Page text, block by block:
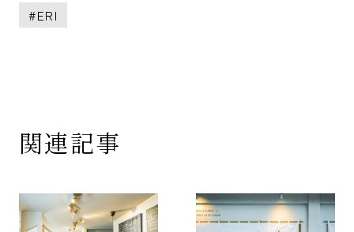
ERI
関連記事